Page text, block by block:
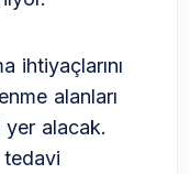
ihtiyaçlarını
alanları
yer alacak.
tedavi